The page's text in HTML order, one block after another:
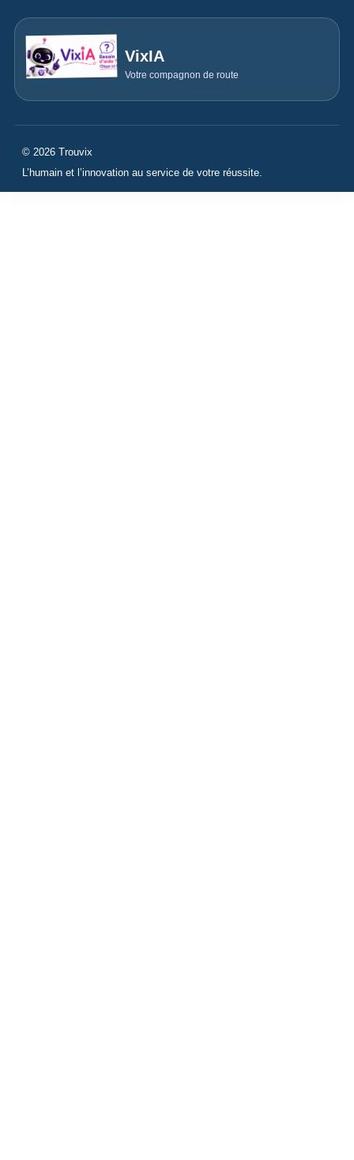
VixIA
Votre compagnon de route
© 2026 Trouvix
L’humain et l’innovation au service de votre réussite.